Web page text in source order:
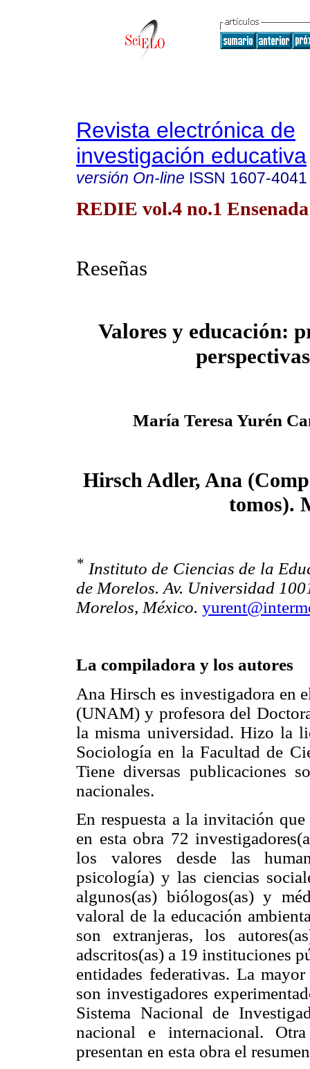
Revista electrónica de
investigación educativa
versión On-line ISSN 1607-4041
REDIE vol.4 no.1
Reseñas
Valores y educación:
perspectivas
María Teresa Yurén
Hirsch Adler, Ana
tomos).
* Instituto de Ciencias de la
de Morelos. Av. Universidad
Morelos, México.
La compiladora y los autores
Ana Hirsch es investigadora en
(UNAM) y profesora del
la misma universidad. Hizo la
Sociología en la Facultad de
Tiene diversas publicaciones
nacionales.
En respuesta a la invitación
en esta obra 72
los valores desde las
psicología) y las ciencias
algunos(as) biólogos(as) y
valoral de la educación
son extranjeras, los
adscritos(as) a 19 instituciones
entidades federativas. La
son investigadores
Sistema Nacional de
nacional e internacional.
presentan en esta obra el